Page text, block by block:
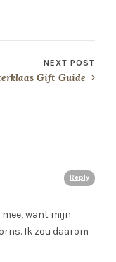
NEXT POST
Gift Guide
Reply
want mijn
Ik zou daarom